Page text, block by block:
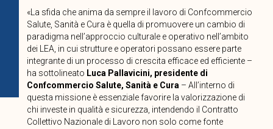
«La sfida che anima da sempre il lavoro di Confcommercio
Salute, Sanità e Cura è quella di promuovere un cambio di
paradigma nell’approccio culturale e operativo nell’ambito
dei LEA, in cui strutture e operatori possano essere parte
integrante di un processo di crescita efficace ed efficiente –
ha sottolineato Luca Pallavicini, presidente di
Confcommercio Salute, Sanità e Cura – All’interno di
questa missione è essenziale favorire la valorizzazione di
chi investe in qualità e sicurezza, intendendo il Contratto
Collettivo Nazionale di Lavoro non solo come fonte